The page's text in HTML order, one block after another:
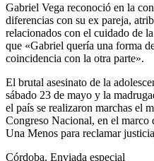
Gabriel Vega reconoció en la
diferencias con su ex pareja,
relacionados con el cuidado de
que «Gabriel quería una forma
coincidencia con la otra parte».
El brutal asesinato de la
sábado 23 de mayo y la
el país se realizaron marchas el
Congreso Nacional, en el marco
Una Menos para reclamar
Córdoba. Enviada especial